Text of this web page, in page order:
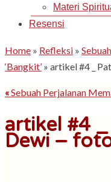
Materi
Resensi
Home » Refleksi »
‘Bangkit’ » artikel #4 _
«Sebuah Perjalanan
artikel #4
Dewi –